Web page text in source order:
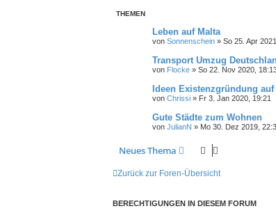
THEMEN
Leben auf Malta
von Sonnenschein » So 25. Apr
Transport Umzug
von Flocke » So 22. Nov 2020,
Ideen Existenzgründung auf
von Chrissi » Fr 3. Jan 2020, 19:21
Gute Städte zum Wohnen
von JulianN » Mo 30. Dez 2019,
Neues Thema
Zurück zur Foren-Übersicht
BERECHTIGUNGEN IN DIESEM FORUM